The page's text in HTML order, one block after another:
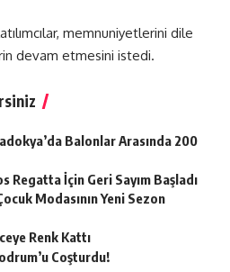
memnuniyetlerini dile
devam etmesini istedi.
Balonlar Arasında 200
Regatta İçin Geri Sayım Başladı
Modasının Yeni Sezon
Renk Kattı
Coşturdu!